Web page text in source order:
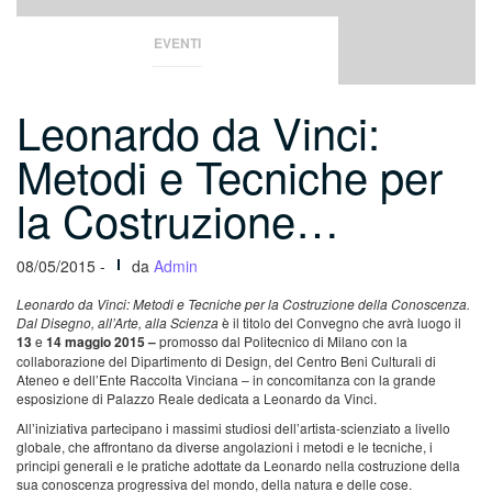
EVENTI
Leonardo da Vinci:
Metodi e Tecniche per
la Costruzione…
08/05/2015 - da Admin
Leonardo da Vinci: Metodi e Tecniche per la Costruzione della Conoscenza.
Dal Disegno, all’Arte, alla Scienzaè il titolo del Convegno che avrà luogo il
13e 14 maggio 2015 –promosso dal Politecnico di Milano con la
collaborazione del Dipartimento di Design, del Centro Beni Culturali di
Ateneo e dell’Ente Raccolta Vinciana – in concomitanza con la grande
esposizione di Palazzo Reale dedicata a Leonardo da Vinci.
All’iniziativa partecipano i massimi studiosi dell’artista-scienziato a livello
globale, che affrontano da diverse angolazioni i metodi e le tecniche, i
principi generali e le pratiche adottate da Leonardo nella costruzione della
sua conoscenza progressiva del mondo, della natura e delle cose.